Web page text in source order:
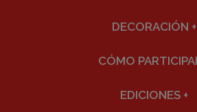
DECORACIÓN +
CÓMO
EDICIONES +